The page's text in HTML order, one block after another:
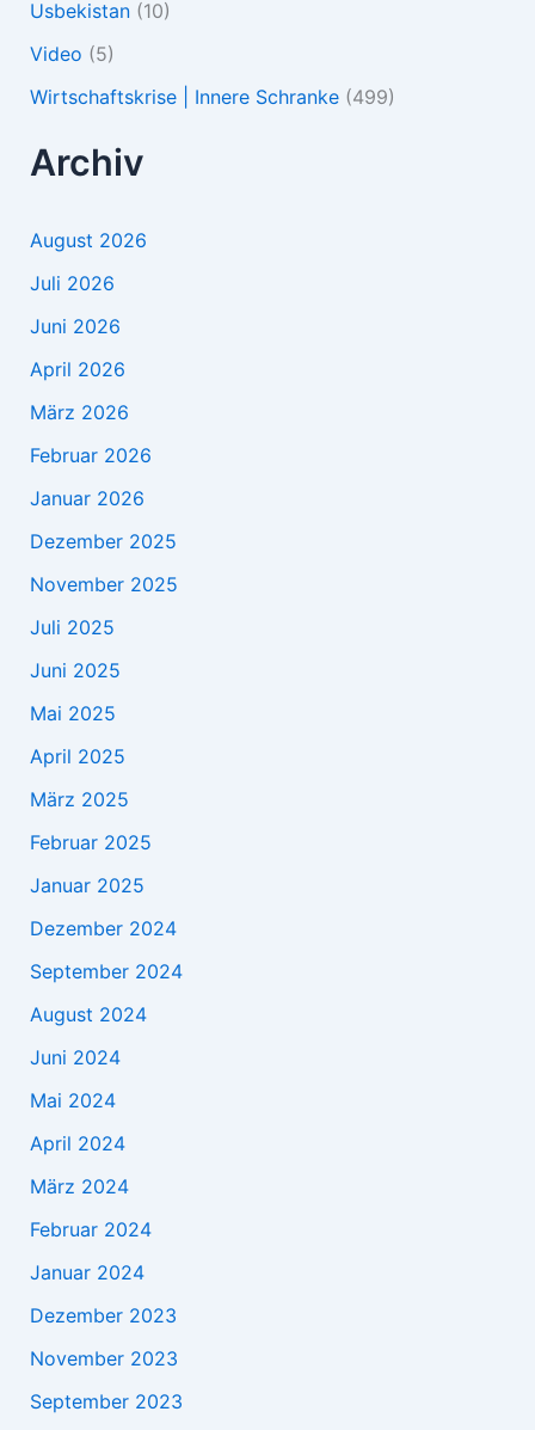
Usbekistan(10)
Video (5)
Wirtschaftskrise | Innere Schranke(499)
Archiv
August 2026
Juli 2026
Juni 2026
April 2026
März 2026
Februar 2026
Januar 2026
Dezember 2025
November 2025
Juli 2025
Juni 2025
Mai 2025
April 2025
März 2025
Februar 2025
Januar 2025
Dezember 2024
September 2024
August 2024
Juni 2024
Mai 2024
April 2024
März 2024
Februar 2024
Januar 2024
Dezember 2023
November 2023
September 2023